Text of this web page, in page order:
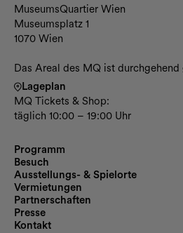
Kontakt und
MuseumsQuartier Wien
Museumsplatz 1
1070 Wien
Das Areal des MQ ist durchgehend
Lageplan
MQ Tickets & Shop:
täglich 10:00 – 19:00 Uhr
Programm
Besuch
Ausstellungs- & Spielorte
Vermietungen
Partnerschaften
Presse
Kontakt